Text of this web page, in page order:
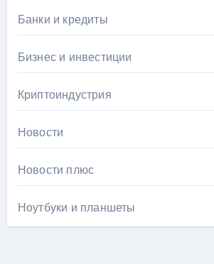
Банки и кредиты
Бизнес и инвестиции
Криптоиндустрия
Новости
Новости плюс
Ноутбуки и планшеты